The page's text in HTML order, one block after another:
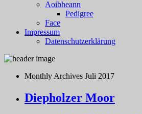
Aoibheann
Pedigree
Face
Impressum
Datenschutzerklärung
Monthly Archives Juli 2017
Diepholzer Moor